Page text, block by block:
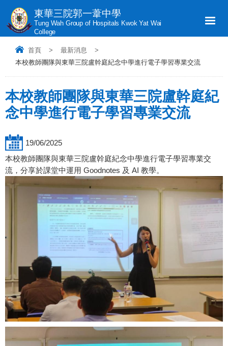
東華三院郭一葦中學
Tung Wah Group of Hospitals Kwok Yat Wai
College
首頁 > 最新消息
>
本校教師團隊與東華三院盧幹庭紀念中學進行電子學習專業交流
本校教師團隊與東華三院盧幹庭紀
念中學進行電子學習專業交流
19/06/2025
本校教師團隊與東華三院盧幹庭紀念中學進行電子學習專業交
流，分享於課堂中運用 Goodnotes 及 AI 教學。